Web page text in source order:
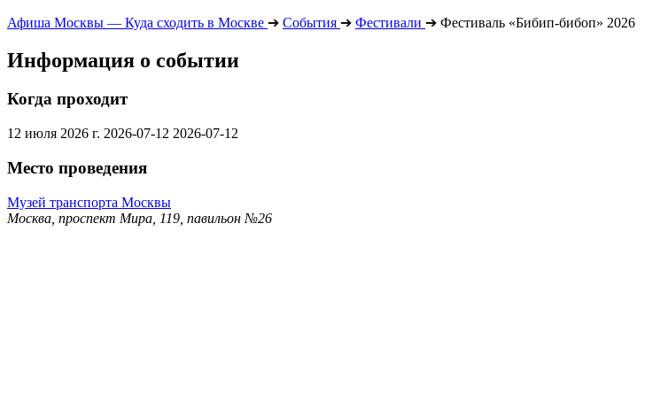
Афиша Москвы — Куда сходить в Москве ➔ События ➔ Фестивали ➔ Фестиваль «Бибип-бибоп» 2026
Информация о событии
Когда проходит
12 июля 2026 г. 2026-07-12 2026-07-12
Место проведения
Музей транспорта Москвы
Москва, проспект Мира, 119, павильон №26